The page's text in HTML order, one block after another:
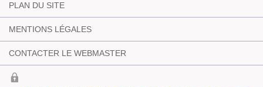
PLAN DU SITE
MENTIONS LÉGALES
CONTACTER LE WEBMASTER